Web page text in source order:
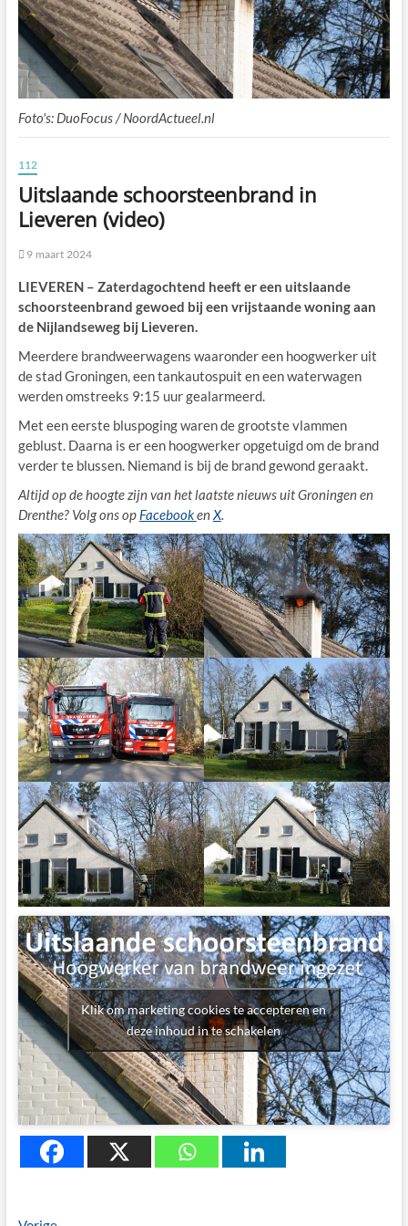
Foto's: DuoFocus / NoordActueel.nl
112
Uitslaande schoorsteenbrand in
Lieveren (video)
9 maart 2024
LIEVEREN – Zaterdagochtend heeft er een uitslaande
schoorsteenbrand gewoed bij een vrijstaande woning aan
de Nijlandseweg bij Lieveren.
Meerdere brandweerwagens waaronder een hoogwerker uit
de stad Groningen, een tankautospuit en een waterwagen
werden omstreeks 9:15 uur gealarmeerd.
Met een eerste bluspoging waren de grootste vlammen
geblust. Daarna is er een hoogwerker opgetuigd om de brand
verder te blussen. Niemand is bij de brand gewond geraakt.
Altijd op de hoogte zijn van het laatste nieuws uit Groningen en
Drenthe? Volg ons op FacebookenX.
Klik om marketing cookies te accepteren en
deze inhoud in te schakelen